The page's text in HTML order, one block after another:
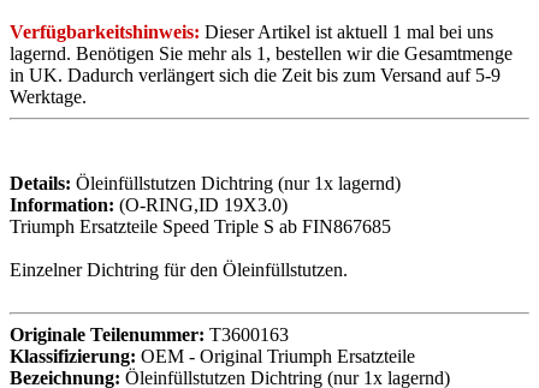
Verfügbarkeitshinweis: Dieser Artikel ist aktuell 1 mal bei uns
lagernd. Benötigen Sie mehr als 1, bestellen wir die Gesamtmenge
in UK. Dadurch verlängert sich die Zeit bis zum Versand auf 5-9
Werktage.
Details: Öleinfüllstutzen Dichtring (nur 1x lagernd)
Information: (O-RING,ID 19X3.0)
Triumph Ersatzteile Speed Triple S ab FIN867685
Einzelner Dichtring für den Öleinfüllstutzen.
Originale Teilenummer: T3600163
Klassifizierung: OEM - Original Triumph Ersatzteile
Bezeichnung: Öleinfüllstutzen Dichtring (nur 1x lagernd)